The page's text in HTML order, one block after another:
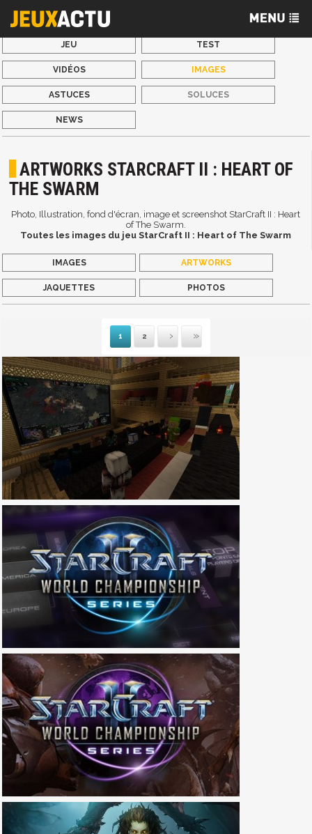
JEU TEST
VIDÉOS IMAGES
ASTUCES SOLUCES
NEWS
ARTWORKS STARCRAFT II : HEART OF
THE SWARM
Photo, Illustration, fond d'écran, image et screenshot StarCraft II : Heart
of The Swarm.
Toutes les images du jeu StarCraft II : Heart of The Swarm
IMAGES ARTWORKS
JAQUETTES PHOTOS
1 2
Suivante
Dernière